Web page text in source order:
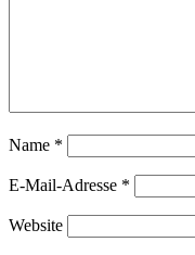
Name *
E-Mail-Adresse *
Website